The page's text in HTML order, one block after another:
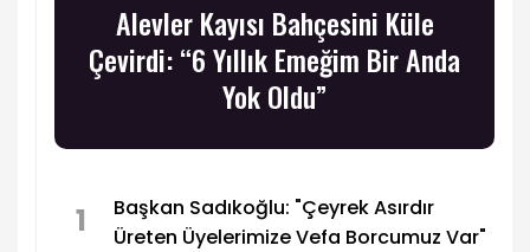
Alevler Kayısı Bahçesini Küle
Çevirdi: “6 Yıllık Emeğim Bir Anda
Yok Oldu”
1
Başkan Sadıkoğlu: "Çeyrek Asırdır
Üreten Üyelerimize Vefa Borcumuz Var"